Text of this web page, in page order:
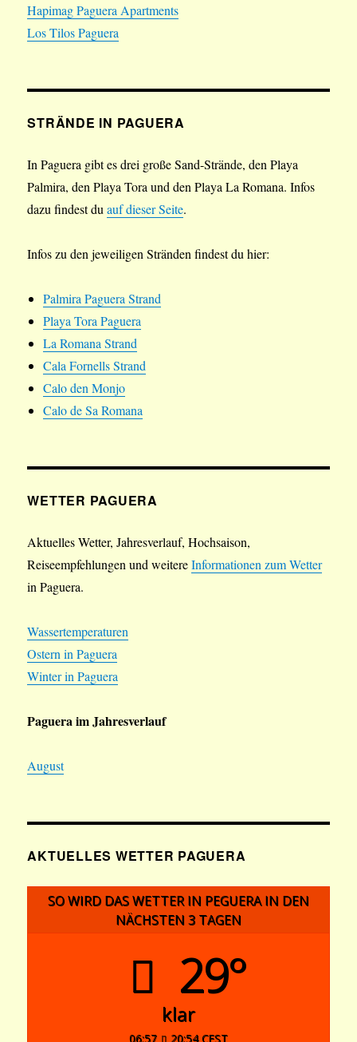
Hapimag Paguera Apartments
Los Tilos Paguera
STRÄNDE IN PAGUERA
In Paguera gibt es drei große Sand-Strände, den Playa
Palmira, den Playa Tora und den Playa La Romana. Infos
dazu findest duauf dieser Seite.
Infos zu den jeweiligen Stränden findest du hier:
Palmira Paguera Strand
Playa Tora Paguera
La Romana Strand
Cala Fornells Strand
Calo den Monjo
Calo de Sa Romana
WETTER PAGUERA
Aktuelles Wetter, Jahresverlauf, Hochsaison,
Reiseempfehlungen und weitereInformationen zum Wetter
in Paguera.
Wassertemperaturen
Ostern in Paguera
Winter in Paguera
Paguera im Jahresverlauf
August
AKTUELLES WETTER PAGUERA
SO WIRD DAS WETTER IN PEGUERA IN DEN
NÄCHSTEN 3 TAGEN
29°
klar
06:57 20:54 CEST